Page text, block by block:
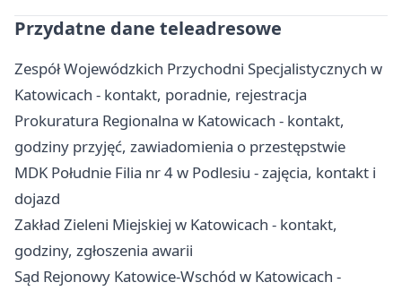
Przydatne dane teleadresowe
Zespół Wojewódzkich Przychodni Specjalistycznych w
Katowicach - kontakt, poradnie, rejestracja
Prokuratura Regionalna w Katowicach - kontakt,
godziny przyjęć, zawiadomienia o przestępstwie
MDK Południe Filia nr 4 w Podlesiu - zajęcia, kontakt i
dojazd
Zakład Zieleni Miejskiej w Katowicach - kontakt,
godziny, zgłoszenia awarii
Sąd Rejonowy Katowice-Wschód w Katowicach -